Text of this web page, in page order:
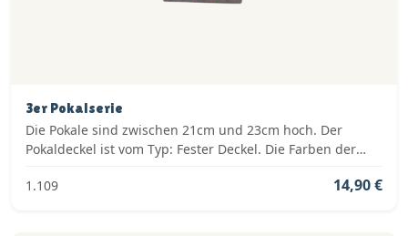
3er Pokalserie
Die Pokale sind zwischen 21cm und 23cm hoch. Der
Pokaldeckel ist vom Typ: Fester Deckel. Die Farben der
1.109
14,90 €